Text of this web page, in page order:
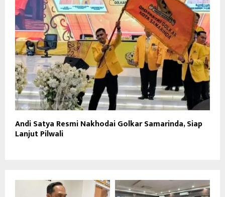
Andi Satya Resmi Nakhodai Golkar Samarinda, Siap
Lanjut Pilwali